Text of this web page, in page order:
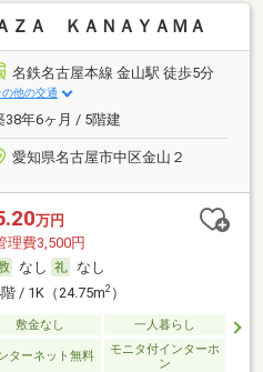
ＺＡ ＫＡＮＡＹＡＭＡ
名鉄名古屋本線 金山駅 徒歩5分
の他の交通
38年6ヶ月 / 5階建
愛知県名古屋市中区金山２
万円
理費3,500円
なし
なし
/ 1K（24.75m2）
敷金なし 一人暮らし
ターネット無料
モニタ付インターホ
ン